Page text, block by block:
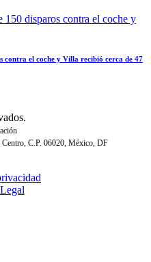
contra el coche y Villa recibió cerca de 47
C.P. 06020, México, DF